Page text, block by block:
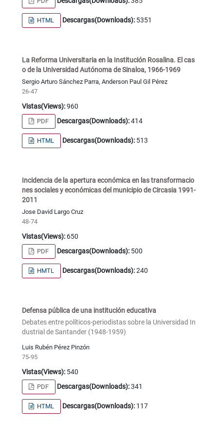
HTML Descargas(Downloads): 5351
La Reforma Universitaria en la Institución Rosalina. El cas
o de la Universidad Autónoma de Sinaloa, 1966-1969
Sergio Arturo Sánchez Parra, Anderson Paul Gil Pérez
26-47
Vistas(Views):960
PDF Descargas(Downloads):414
HTML Descargas(Downloads): 513
Incidencia de la apertura económica en las transformacio
nes sociales y económicas del municipio de Circasia 1991-
2011
Jose David Largo Cruz
48-74
Vistas(Views):650
PDF Descargas(Downloads): 500
HMTL Descargas(Downloads):240
Defensa pública de una institución educativa
Debates entre políticos-periodistas sobre la Universidad In
dustrial de Santander (1948-1959)
Luis Rubén Pérez Pinzón
75-95
Vistas(Views):540
PDF Descargas(Downloads):341
HTML Descargas(Downloads): 117